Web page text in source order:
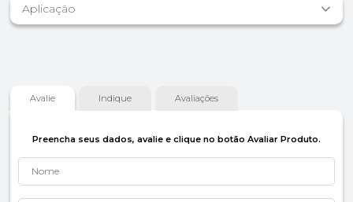
Aplicação
Avalie Indique Avaliações
Preencha seus dados, avalie e clique no botão Avaliar Produto.